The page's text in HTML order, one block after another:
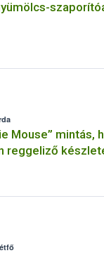
Mouse” mintás,
reggeliző